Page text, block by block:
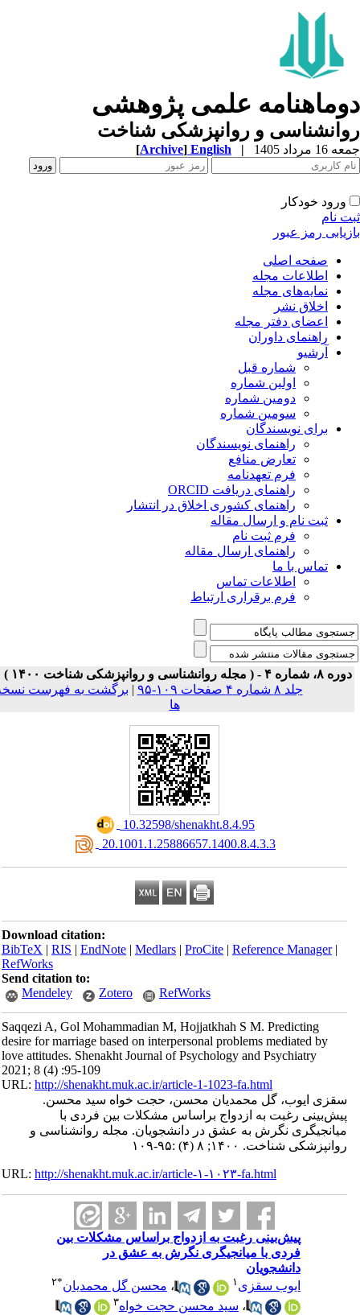
علمی پژوهشی
و روانپزشکی شناخت
مرداد 1405 |
English
[Archive]
ورود خودکار
نام
رمز عبور
صفحه اصلی
اطلاعات مجله
نمایه‌های مجله
اخلاق نشر
اعضای دفتر مجله
راهنمای داوران
آرشیو
شماره قبل
اولین شماره
دومین شماره
سومین شماره
برای نویسندگان
راهنمای نویسندگان
تعارض منافع
فرم تعهدنامه
راهنمای دریافت ORCID
راهنمای کشوری اخلاق در انتشار
ثبت نام و ارسال مقاله
فرم ثبت نام
راهنمای ارسال مقاله
تماس با ما
اطلاعات تماس
فرم برقراری ارتباط
شماره ۴ - ( مجله روانشناسی و روانپزشکی شناخت ۱۴۰۰ )
جلد ۸ شماره ۴ صفحات ۱۰۹-۹۵
|برگشت به فهرست نسخه
ها
‎ 10.32598/shenakht.8.4.95
‎ 20.1001.1.25886657.1400.8.4.3.3
Download citation:
BibTeX|RIS|EndNote|Medlars|ProCite|Reference Manager
RefWorks
Send citation to:
Mendeley
Zotero RefWorks
Saqqezi A, Gol Mohammadian M, Hojjatkhah S M. Predicting
desire for marriage based on interpersonal problems mediated by
love attitudes. Shenakht Journal of Psychology and Psychiatry
2021; 8 (4) :95-109
URL:http://shenakht.muk.ac.ir/article-1-1023-fa.html
سقزی ایوب، گل محمدیان محسن، حجت خواه سید محسن.
پیش‌بینی رغبت به ازدواج براساس مشکلات بین فردی با
میانجیگری نگرش به عشق در دانشجویان. مجله روانشناسی و
روانپزشکی شناخت. ۱۴۰۰; ۸ (۴) :۹۵-۱۰۹
URL:http://shenakht.muk.ac.ir/article-۱-۱۰۲۳-fa.html
پیش‌بینی رغبت به ازدواج براساس مشکلات بین
فردی با میانجیگری نگرش به عشق در
دانشجویان
ایوب سقزی۱ ،محسن گل محمدیان *۲
،سید محسن حجت خواه۳